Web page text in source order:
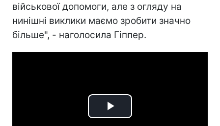
військової допомоги, але з огляду на
нинішні виклики маємо зробити значно
більше", - наголосила Гіппер.
Play